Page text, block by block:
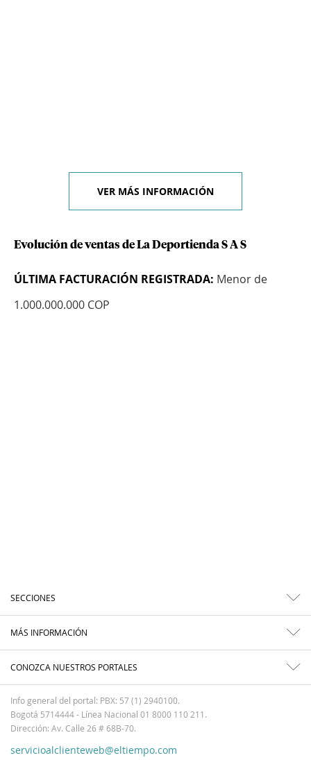
VER MÁS INFORMACIÓN
Evolución de ventas de La Deportienda S A S
ÚLTIMA FACTURACIÓN REGISTRADA: Menor de
1.000.000.000 COP
SECCIONES
MÁS INFORMACIÓN
CONOZCA NUESTROS PORTALES
Info general del portal: PBX: 57 (1) 2940100.
Bogotá 5714444 - Línea Nacional 01 8000 110 211.
Dirección: Av. Calle 26 # 68B-70.
servicioalclienteweb@eltiempo.com